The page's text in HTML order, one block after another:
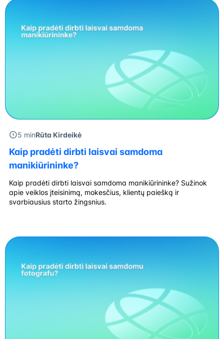
5 minRūta Kirdeikė
Kaip pradėti dirbti laisvai samdoma
manikiūrininke?
Kaip pradėti dirbti laisvai samdoma manikiūrininke? Sužinok
apie veiklos įteisinimą, mokesčius, klientų paiešką ir
svarbiausius starto žingsnius.